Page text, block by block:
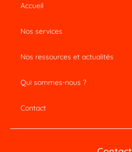
Accueil
Nos services
Nos ressources et actualités
Qui sommes-nous ?
Contact